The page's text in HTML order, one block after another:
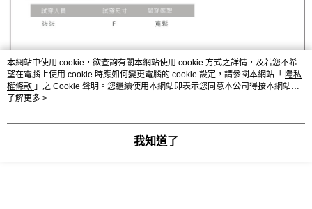
本網站中使用 cookie，欲查詢有關本網站使用 cookie 方式之詳情，及若您不希
望在電腦上使用 cookie 時應如何變更電腦的 cookie 設定，請參閱本網站「 隱私
權條款 」之 Cookie 聲明。您繼續使用本網站即表示您同意本公司得按本網站使
用條款之 Cookie 聲明使用 cookie。
了解更多 >
我知道了